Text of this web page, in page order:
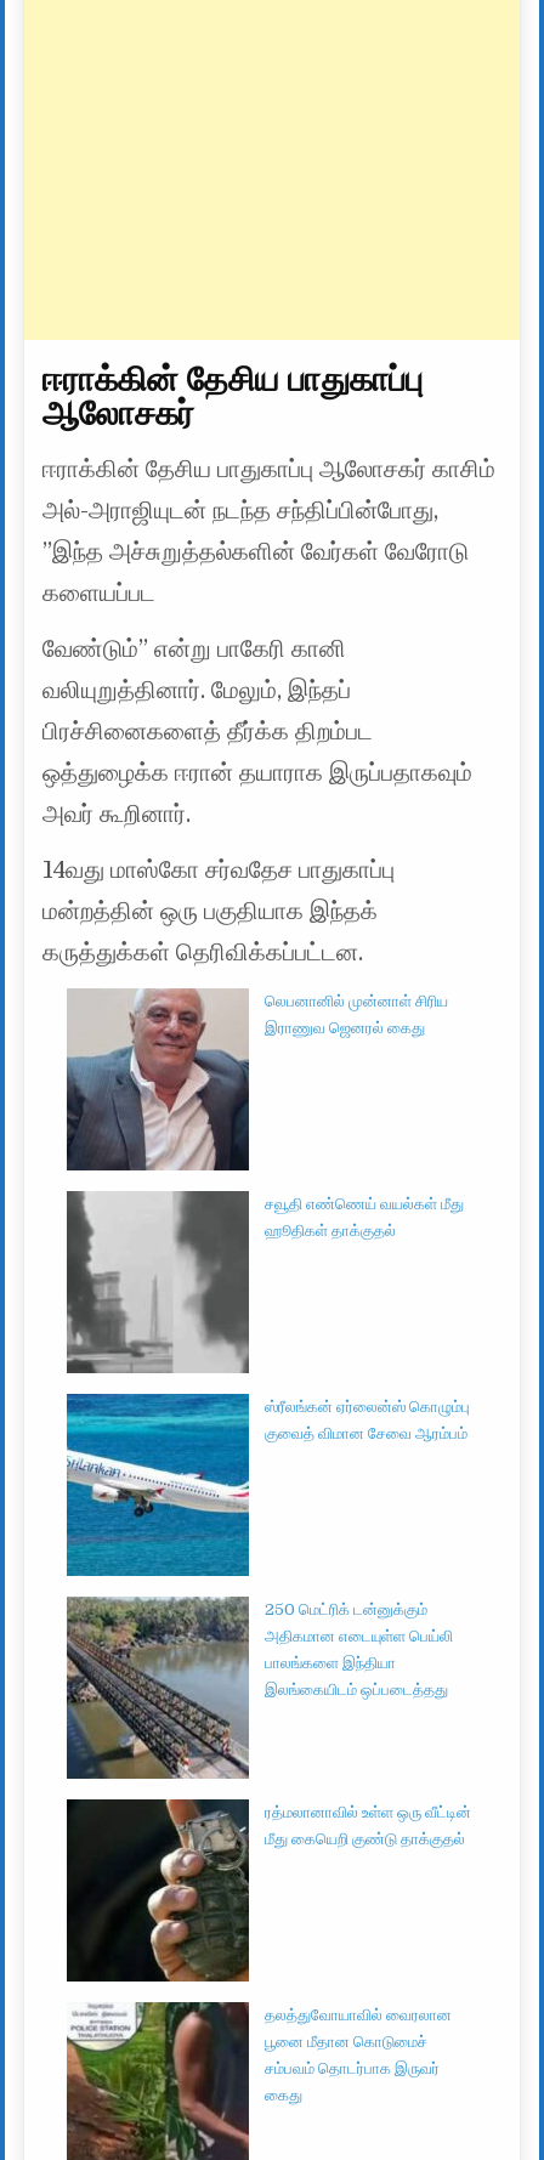
ஈராக்கின் தேசிய பாதுகாப்பு
ஆலோசகர்
ஈராக்கின் தேசிய பாதுகாப்பு ஆலோசகர் காசிம்
அல்-அராஜியுடன் நடந்த சந்திப்பின்போது, ​​
”இந்த அச்சுறுத்தல்களின் வேர்கள் வேரோடு
களையப்பட
வேண்டும்” என்று பாகேரி கானி
வலியுறுத்தினார். மேலும், இந்தப்
பிரச்சினைகளைத் தீர்க்க திறம்பட
ஒத்துழைக்க ஈரான் தயாராக இருப்பதாகவும்
அவர் கூறினார்.
14வது மாஸ்கோ சர்வதேச பாதுகாப்பு
மன்றத்தின் ஒரு பகுதியாக இந்தக்
கருத்துக்கள் தெரிவிக்கப்பட்டன.
லெபனானில் முன்னாள் சிரிய
இராணுவ ஜெனரல் கைது
சவூதி எண்ணெய் வயல்கள் மீது
ஹூதிகள் தாக்குதல்
ஸ்ரீலங்கன் ஏர்லைன்ஸ் கொழும்பு
குவைத் விமான சேவை ஆரம்பம்
250 மெட்ரிக் டன்னுக்கும்
அதிகமான எடையுள்ள பெய்லி
பாலங்களை இந்தியா
இலங்கையிடம் ஒப்படைத்தது
ரத்மலானாவில் உள்ள ஒரு வீட்டின்
மீது கையெறி குண்டு தாக்குதல்
தலத்துவோயாவில் வைரலான
பூனை மீதான கொடுமைச்
சம்பவம் தொடர்பாக இருவர்
கைது